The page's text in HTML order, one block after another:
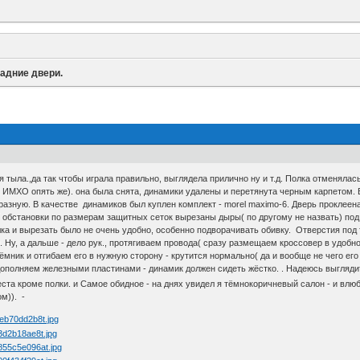
двери.
тыла.,да так чтобы играла правильно, выглядела прилично ну и т.д. Полка
ИМХО опять же). она была снята, динамики удалены и перетянута черным
В качестве динамиков был куплен комплект - morel maximo-6. Дверь
по размерам защитных сеток вырезаны дыры( по другому не назвать)
и вырезать было не очень удобно, особенно подворачивать обивку. Отверстия
Ну, а дальше - дело рук., протягиваем провода( сразу размещаем кроссовер в
и отгибаем его в нужную сторону - крутится нормально( да и вообще не чего
железными пластинами - динамик должен сидеть жёстко. . Надеюсь
кроме полки. и Самое обидное - на днях увидел я тёмнокоричневый салон - и
-